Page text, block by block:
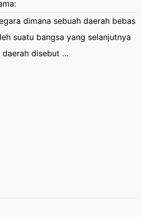
dimana sebuah daerah bebas
suatu bangsa yang selanjutnya
daerah disebut …